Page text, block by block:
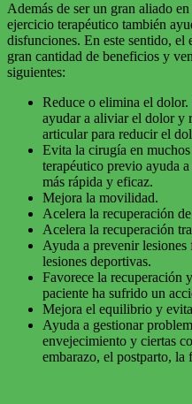
Además de ser un gran aliado
ejercicio terapéutico también
disfunciones. En este sentido, el
gran cantidad de beneficios y
siguientes:
Reduce o elimina el
ayudar a aliviar el dolor y
articular para reducir el
Evita la cirugía en
terapéutico previo ayuda
más rápida y eficaz.
Mejora la movilidad.
Acelera la recuperación
Acelera la recuperación
Ayuda a prevenir
lesiones deportivas.
Favorece la recuperación
paciente ha sufrido un
Mejora el equilibrio y
Ayuda a gestionar
envejecimiento y ciertas
embarazo, el postparto, la